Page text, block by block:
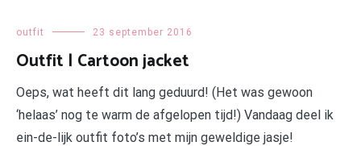
outfit 23 september 2016
Outfit | Cartoon jacket
Oeps, wat heeft dit lang geduurd! (Het was gewoon
‘helaas’ nog te warm de afgelopen tijd!) Vandaag deel ik
ein-de-lijk outfit foto’s met mijn geweldige jasje!